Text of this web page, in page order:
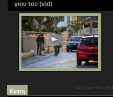
γιου του (vid)
Κρήτη
Δευτέρα